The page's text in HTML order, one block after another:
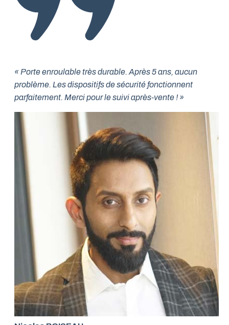
« Porte enroulable très durable. Après 5 ans, aucun
problème. Les dispositifs de sécurité fonctionnent
parfaitement. Merci pour le suivi après-vente ! »